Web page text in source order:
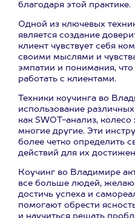
благодаря этой практике.
Одной из ключевых
является создание
клиент чувствует себя
своими мыслями и
эмпатии и понимания,
работать с клиентами.
Техники коучинга во
использование
как SWOT-анализ,
многие другие. Эти
более четко определить
действий для их
Коучинг во Владимире
все больше людей,
достичь успеха и
помогают обрести
и научиться решать